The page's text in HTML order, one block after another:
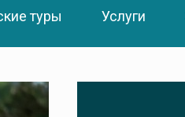
туры Услуги